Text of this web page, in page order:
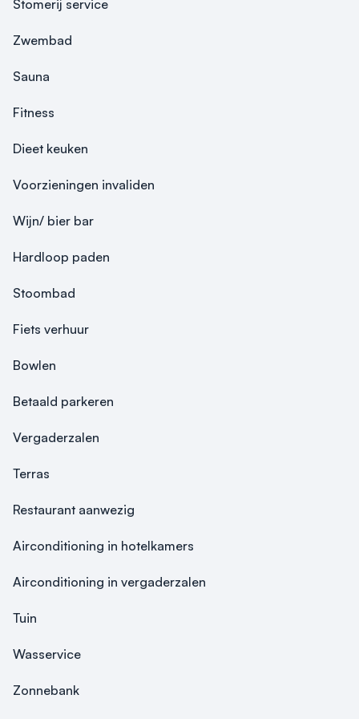
Stomerij service
Zwembad
Sauna
Fitness
Dieet keuken
Voorzieningen invaliden
Wijn/ bier bar
Hardloop paden
Stoombad
Fiets verhuur
Bowlen
Betaald parkeren
Vergaderzalen
Terras
Restaurant aanwezig
Airconditioning in hotelkamers
Airconditioning in vergaderzalen
Tuin
Wasservice
Zonnebank